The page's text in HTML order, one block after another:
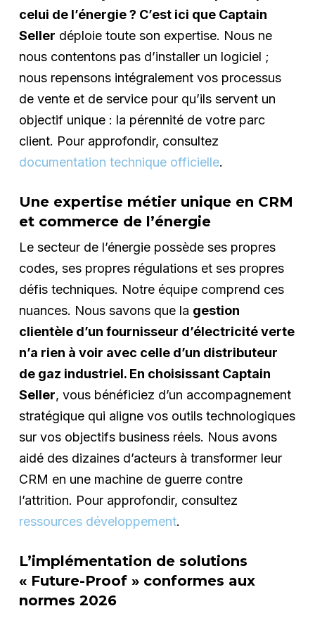
celui de l’énergie ? C’est ici que Captain
Seller déploie toute son expertise. Nous ne
nous contentons pas d’installer un logiciel ;
nous repensons intégralement vos processus
de vente et de service pour qu’ils servent un
objectif unique : la pérennité de votre parc
client. Pour approfondir, consultez
documentation technique officielle.
Une expertise métier unique en CRM
et commerce de l’énergie
Le secteur de l’énergie possède ses propres
codes, ses propres régulations et ses propres
défis techniques. Notre équipe comprend ces
nuances. Nous savons que la gestion
clientèle d’un fournisseur d’électricité verte
n’a rien à voir avec celle d’un distributeur
de gaz industriel. En choisissant Captain
Seller, vous bénéficiez d’un accompagnement
stratégique qui aligne vos outils technologiques
sur vos objectifs business réels. Nous avons
aidé des dizaines d’acteurs à transformer leur
CRM en une machine de guerre contre
l’attrition. Pour approfondir, consultez
ressources développement.
L’implémentation de solutions
« Future-Proof » conformes aux
normes 2026